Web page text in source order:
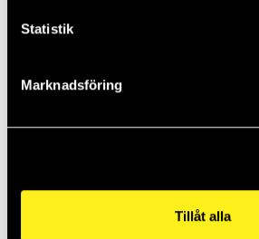
Statistik
Marknadsföring
Tillåt alla